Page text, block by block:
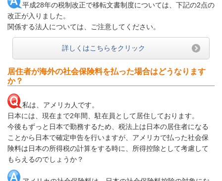
平成28年の税制改正で移転文書制度については、下記の2点の
改正が入りました。
関係する法人については、ご注意してください。
詳しくはこちらをクリック
居住者が海外の社会保険料を払った場合はどうなります
か？
私は、アメリカ人です。
日本には、現在まで2年間、駐在員として居住しております。
今後もずっと日本で勤務するため、税法上は日本の居住者になる
ことから日本で確定申告を行いますが、アメリカで払った社会保
険料は日本の所得税の計算をする時に、所得控除として考慮して
もらえるのでしょうか？